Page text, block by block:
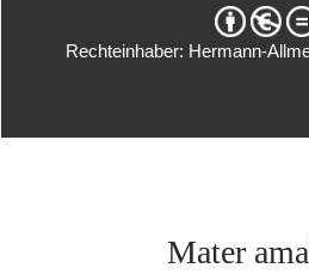
Rechteinhaber: Hermann-
Mater